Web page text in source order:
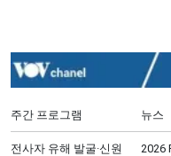
주간 프로그램 뉴스
전사자 유해 발굴·신원
2026